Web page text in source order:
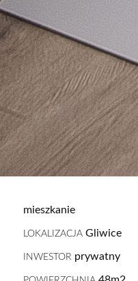
mieszkanie
LOKALIZACJA Gliwice
INWESTOR prywatny